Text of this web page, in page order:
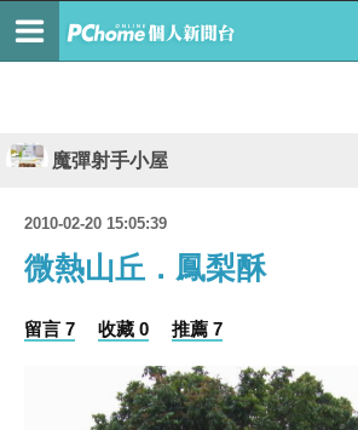
魔彈射手小屋
2010-02-20 15:05:39
微熱山丘．鳳梨酥
留言 7 收藏 0 推薦 7